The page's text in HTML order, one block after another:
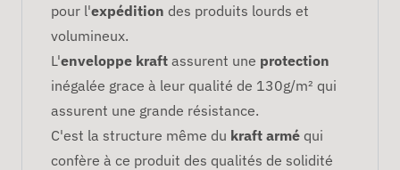
pour l'expédition des produits lourds et
volumineux.
L'enveloppe kraft assurent une protection
inégalée grace à leur qualité de 130g/m² qui
assurent une grande résistance.
C'est la structure même du kraft armé qui
confère à ce produit des qualités de solidité